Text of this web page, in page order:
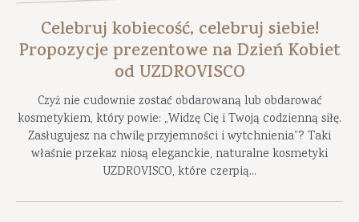
Celebruj kobiecość, celebruj siebie!
Propozycje prezentowe na Dzień Kobiet
od UZDROVISCO
Czyż nie cudownie zostać obdarowaną lub obdarować
kosmetykiem, który powie: „Widzę Cię i Twoją codzienną siłę.
Zasługujesz na chwilę przyjemności i wytchnienia”? Taki
właśnie przekaz niosą eleganckie, naturalne kosmetyki
UZDROVISCO, które czerpią...